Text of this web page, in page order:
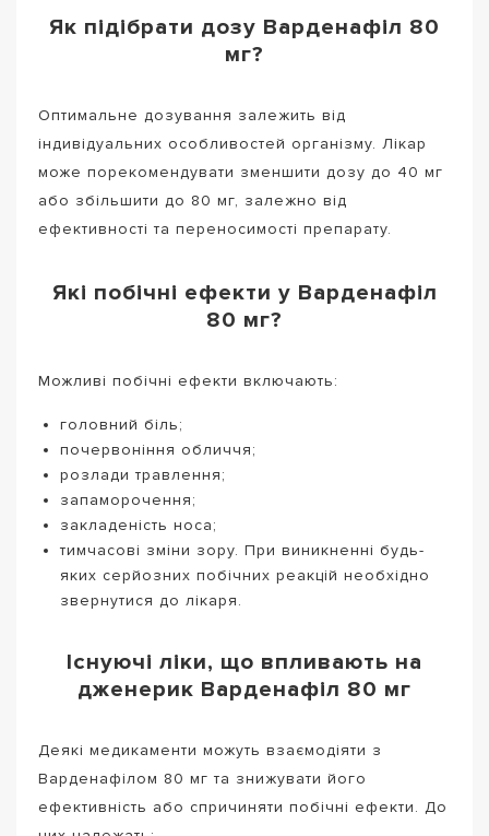
Як підібрати дозу Варденафіл 80
мг?
Оптимальне дозування залежить від
індивідуальних особливостей організму. Лікар
може порекомендувати зменшити дозу до 40 мг
або збільшити до 80 мг, залежно від
ефективності та переносимості препарату.
Які побічні ефекти у Варденафіл
80 мг?
Можливі побічні ефекти включають:
головний біль;
почервоніння обличчя;
розлади травлення;
запаморочення;
закладеність носа;
тимчасові зміни зору. При виникненні будь-
яких серйозних побічних реакцій необхідно
звернутися до лікаря.
Існуючі ліки, що впливають на
дженерик Варденафіл 80 мг
Деякі медикаменти можуть взаємодіяти з
Варденафілом 80 мг та знижувати його
ефективність або спричиняти побічні ефекти. До